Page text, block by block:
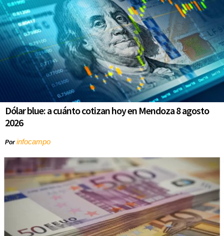
Dólar blue: a cuánto cotizan hoy en Mendoza 8 agosto
2026
Porinfocampo